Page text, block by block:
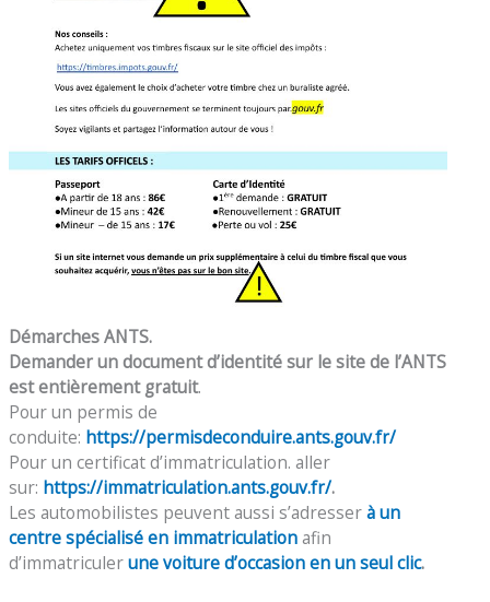
Démarches ANTS.
Demander un document d’identité sur le site de l’ANTS
est entièrement gratuit.
Pour un permis de
conduite: https://permisdeconduire.ants.gouv.fr/
Pour un certificat d’immatriculation. aller
sur: https://immatriculation.ants.gouv.fr/.
Les automobilistes peuvent aussi s’adresserà un
centre spécialisé en immatriculationafin
d’immatriculerune voiture d’occasion en un seul clic.